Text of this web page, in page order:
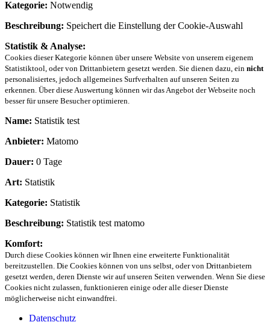
Kategorie: Notwendig
Beschreibung: Speichert die Einstellung der Cookie-Auswahl
Statistik & Analyse:
Cookies dieser Kategorie können über unsere Website von unserem eigenem
Statistiktool, oder von Drittanbietern gesetzt werden. Sie dienen dazu, ein nicht
personalisiertes, jedoch allgemeines Surfverhalten auf unseren Seiten zu
erkennen. Über diese Auswertung können wir das Angebot der Webseite noch
besser für unsere Besucher optimieren.
Name: Statistik test
Anbieter: Matomo
Dauer: 0 Tage
Art: Statistik
Kategorie: Statistik
Beschreibung: Statistik test matomo
Komfort:
Durch diese Cookies können wir Ihnen eine erweiterte Funktionalität
bereitzustellen. Die Cookies können von uns selbst, oder von Drittanbietern
gesetzt werden, deren Dienste wir auf unseren Seiten verwenden. Wenn Sie diese
Cookies nicht zulassen, funktionieren einige oder alle dieser Dienste
möglicherweise nicht einwandfrei.
Datenschutz